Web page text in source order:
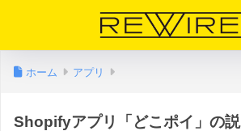
ホーム アプリ
Shopifyアプリ「どこポイ」の